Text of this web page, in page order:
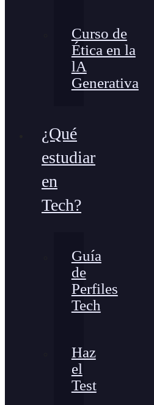
Curso de
Ética en la
lA
Generativa
¿Qué
estudiar
en
Tech?
Guía
de
Perfiles
Tech
Haz
el
Test